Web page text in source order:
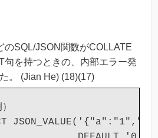
のSQL/JSON関数がCOLLATE
句を持つときの、内部エラー発
。 (Jian He) (18)(17)